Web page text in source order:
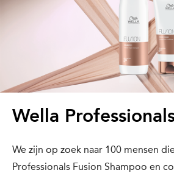
Wella
We zijn op zoek naar 100 mensen
Professionals Fusion Shampoo en